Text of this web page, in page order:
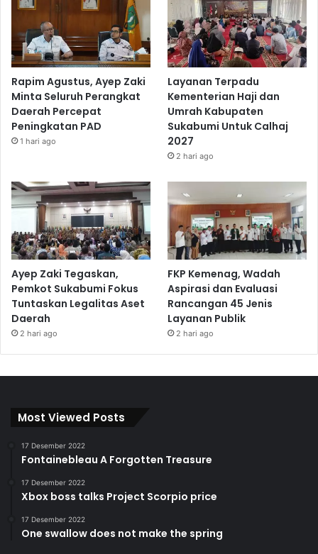
Rapim Agustus, Ayep Zaki
Minta Seluruh Perangkat
Daerah Percepat
Peningkatan PAD
1 hari ago
Layanan Terpadu
Kementerian Haji dan
Umrah Kabupaten
Sukabumi Untuk Calhaj
2027
2 hari ago
Ayep Zaki Tegaskan,
Pemkot Sukabumi Fokus
Tuntaskan Legalitas Aset
Daerah
2 hari ago
FKP Kemenag, Wadah
Aspirasi dan Evaluasi
Rancangan 45 Jenis
Layanan Publik
2 hari ago
Most Viewed Posts
17 Desember 2022
Fontainebleau A Forgotten Treasure
17 Desember 2022
Xbox boss talks Project Scorpio price
17 Desember 2022
One swallow does not make the spring